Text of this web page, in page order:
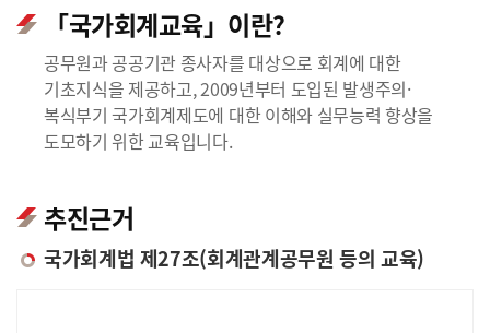
「국가회계교육」이란?
공무원과 공공기관 종사자를 대상으로 회계에 대한
기초지식을 제공하고, 2009년부터 도입된 발생주의·
복식부기 국가회계제도에 대한 이해와 실무능력 향상을
도모하기 위한 교육입니다.
추진근거
국가회계법 제27조(회계관계공무원 등의 교육)